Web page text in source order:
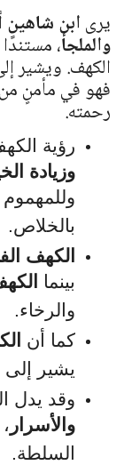
يرىابن شاهين
والملجأ،
الكهف. ويشير
فهو في مأمنٍ
رحمته.
رؤية
وزيادة
بالخلاص.
الكهف
بينما
والرخاء.
كما أن
يشير
وقد يدل
والأسرار
السلطة.